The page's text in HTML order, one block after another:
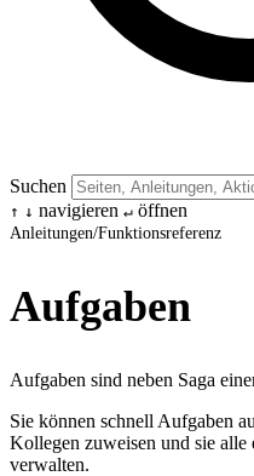
Suchen
↑ ↓ navigieren ↵ öffnen
Anleitungen/Funktionsreferenz
Aufgaben
Aufgaben sind neben Saga
Sie können schnell Aufgaben
Kollegen zuweisen und sie
verwalten.